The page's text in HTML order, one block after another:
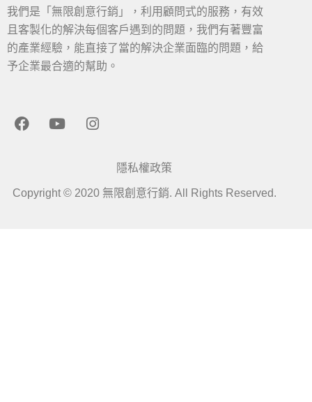
我們是「無限創意行銷」，利用顧問式的服務，有效
且客製化的解決每個客戶遇到的問題，我們有著豐富
的產業經驗，能直接了當的解決企業面臨的問題，給
予企業最合適的幫助。
F
a
o
o
Y
o
b
I
n
g
隱私權政策
Copyright © 2020 無限創意行銷. All Rights Reserved.